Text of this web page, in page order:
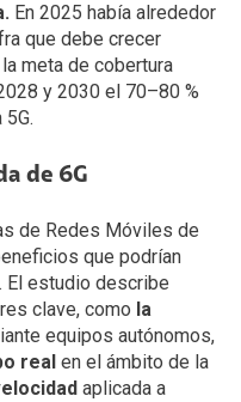
En 2025 había alrededor
que debe crecer
meta de cobertura
y 2030 el 70–80 %
de 6G
de Redes Móviles de
que podrían
El estudio describe
clave, como la
equipos autónomos,
real en el ámbito de la
aplicada a